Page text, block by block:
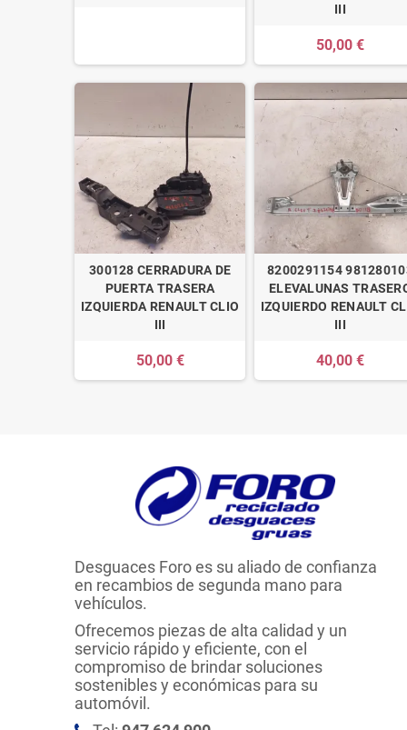
III
50,00 €
300128 CERRADURA DE
PUERTA TRASERA
IZQUIERDA RENAULT CLIO
III
50,00 €
8200291154
ELEVALUNAS
IZQUIERDO RENAULT
III
40,00 €
Desguaces Foro es su aliado de confianza
en recambios de segunda mano para
vehículos.
Ofrecemos piezas de alta calidad y un
servicio rápido y eficiente, con el
compromiso de brindar soluciones
sostenibles y económicas para su
automóvil.